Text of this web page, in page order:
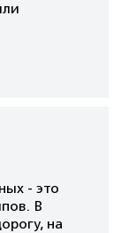
- это
В
на